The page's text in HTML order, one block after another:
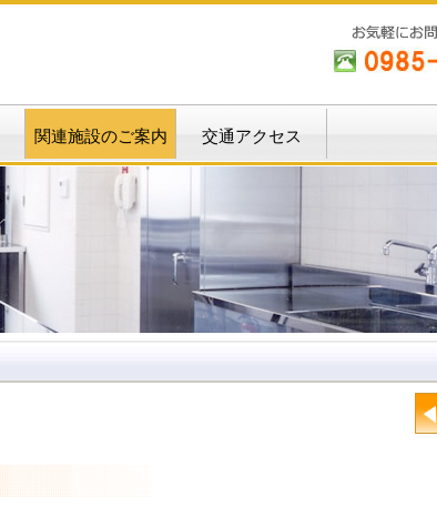
関連施設のご案内 交通アクセス